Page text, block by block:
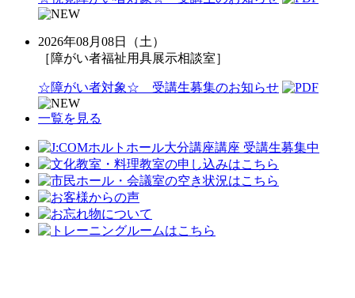
2026年08月08日（土）
［障がい者福祉用具展示相談室］
☆障がい者対象☆ 受講生募集のお知らせ
一覧を見る